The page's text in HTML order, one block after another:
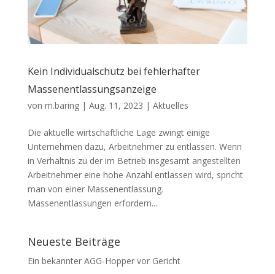
Kein Individualschutz bei fehlerhafter
Massenentlassungsanzeige
von m.baring| Aug. 11, 2023 | Aktuelles
Die aktuelle wirtschaftliche Lage zwingt einige
Unternehmen dazu, Arbeitnehmer zu entlassen. Wenn
in Verhältnis zu der im Betrieb insgesamt angestellten
Arbeitnehmer eine hohe Anzahl entlassen wird, spricht
man von einer Massenentlassung.
Massenentlassungen erfordern...
Neueste Beiträge
Ein bekannter AGG-Hopper vor Gericht